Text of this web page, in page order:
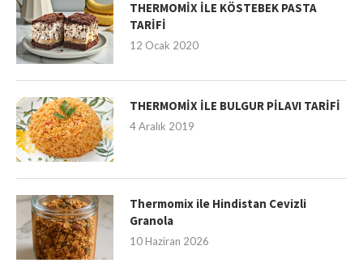
THERMOMİX İLE KÖSTEBEK PASTA
TARİFİ
12 Ocak 2020
THERMOMİX İLE BULGUR PİLAVI TARİFİ
4 Aralık 2019
Thermomix ile Hindistan Cevizli
Granola
10 Haziran 2026